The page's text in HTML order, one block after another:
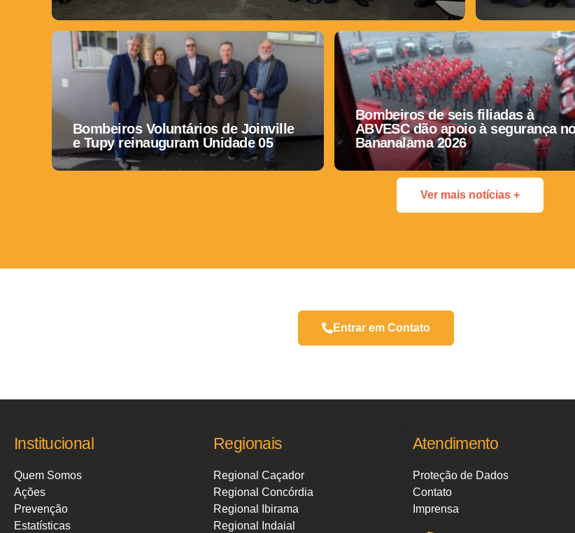
Bombeiros Voluntários de Joinville
e Tupy reinauguram Unidade 05
Bombeiros de seis filiadas à
ABVESC dão apoio à segurança
Bananalama 2026
Ver mais notícias +
Entrar em Contato
Institucional
Quem Somos
Ações
Prevenção
Estatísticas
Regionais
Regional Caçador
Regional Concórdia
Regional Ibirama
Regional Indaial
Atendimento
Proteção de Dados
Contato
Imprensa